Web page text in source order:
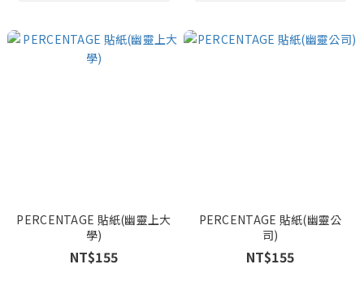
PERCENTAGE 貼紙(幽靈上大
學)
NT$155
PERCENTAGE 貼紙(幽靈公
司)
NT$155